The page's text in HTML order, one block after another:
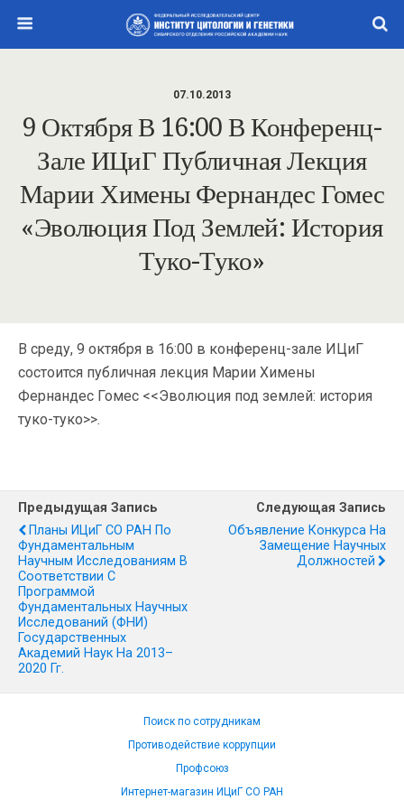
07.10.2013
9 Октября В 16:00 В Конференц-
Зале ИЦиГ Публичная Лекция
Марии Химены Фернандес Гомес
«Эволюция Под Землей: История
Туко-Туко»
В среду, 9 октября в 16:00 в конференц-зале ИЦиГ
состоится публичная лекция Марии Химены
Фернандес Гомес <<Эволюция под землей: история
туко-туко>>.
Предыдущая Запись
Планы ИЦиГ СО РАН По
Фундаментальным
Научным Исследованиям В
Соответствии С
Программой
Фундаментальных Научных
Исследований (ФНИ)
Государственных
Академий Наук На 2013–
2020 Гг.
Следующая Запись
Объявление Конкурса На
Замещение Научных
Должностей
Поиск по сотрудникам
Противодействие коррупции
Профсоюз
Интернет-магазин ИЦиГ СО РАН